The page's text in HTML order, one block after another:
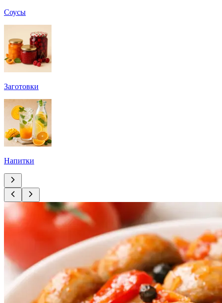
Соусы
Заготовки
Напитки